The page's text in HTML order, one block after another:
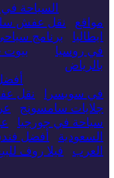
السياحة في
مواقع
نقل عفش
ايطاليا
برنامج
في روسيا
بيوت
بالرياض
في سويسرا
نقل
جلايات سامسونج
سياحة في جورجيا
السعودية
أفضل
العرب
فيلا روف